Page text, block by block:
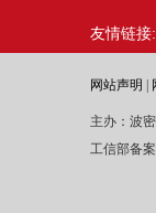
友情链接:
网站声明
主办：波
工信部备案